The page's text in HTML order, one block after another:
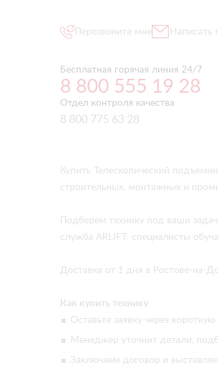
Перезвоните мне Написать
Бесплатная горячая линия 24/7
8 800 555 19 28
Отдел контроля качества
8 800 775 63 28
Купить Телескопический
строительных, монтажных и
Подберем технику под ваши
служба ARLIFT: специалисты
Доставка от 1 дня в Ростове-на-
Как купить технику
Оставьте заявку через
Менеджер уточнит детали,
Заключаем договор и